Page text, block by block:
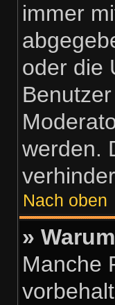
immer
oder die
werden.
Nach oben
»
Manche